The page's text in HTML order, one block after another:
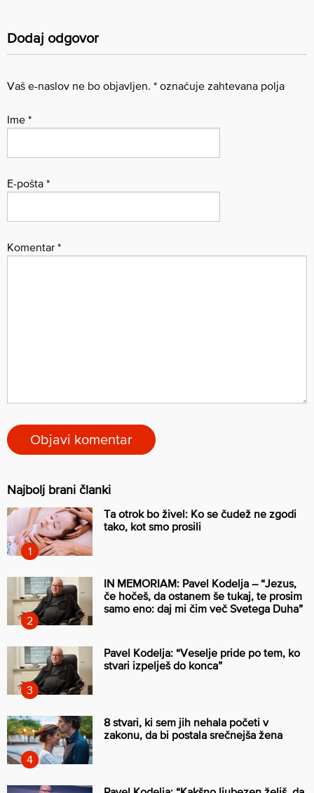
Dodaj odgovor
Vaš e-naslov ne bo objavljen. * označuje zahtevana polja
Ime *
E-pošta *
Komentar *
Najbolj brani članki
Ta otrok bo živel: Ko se čudež ne zgodi
tako, kot smo prosili
IN MEMORIAM: Pavel Kodelja – “Jezus,
če hočeš, da ostanem še tukaj, te prosim
samo eno: daj mi čim več Svetega Duha”
Pavel Kodelja: “Veselje pride po tem, ko
stvari izpelješ do konca”
8 stvari, ki sem jih nehala početi v
zakonu, da bi postala srečnejša žena